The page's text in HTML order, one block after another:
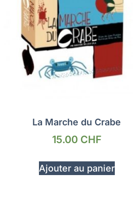
La Marche du Crabe
15.00 CHF
Ajouter au panier